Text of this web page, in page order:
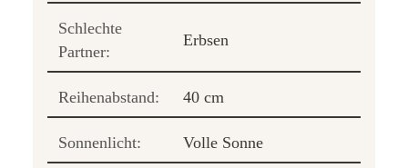
Schlechte
Partner:
Erbsen
Reihenabstand: 40 cm
Sonnenlicht: Volle Sonne